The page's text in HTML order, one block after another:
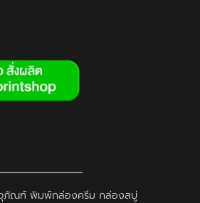
จุภัณฑ์ พิมพ์กล่องครีม กล่องสบู่